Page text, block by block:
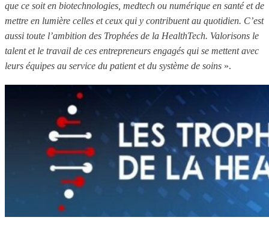
que ce soit en biotechnologies, medtech ou numérique en santé et de
mettre en lumière celles et ceux qui y contribuent au quotidien. C’est
aussi toute l’ambition des Trophées de la HealthTech. Valorisons le
talent et le travail de ces entrepreneurs engagés qui se mettent avec
leurs équipes au service du patient et du système de soins ».